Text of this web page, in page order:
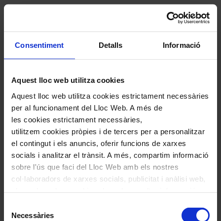
Consentiment Detalls Informació
Aquest lloc web utilitza cookies
Aquest lloc web utilitza cookies estrictament necessàries
per al funcionament del Lloc Web. A més de
les cookies estrictament necessàries,
utilitzem cookies pròpies i de tercers per a personalitzar
el contingut i els anuncis, oferir funcions de xarxes
socials i analitzar el trànsit. A més, compartim informació
sobre l'ús que faci del Lloc Web amb els nostres
col·laboradors de xarxes socials, publicitat i anàlisi web,
de l'ús que hagi fet dels seus serveis. En el quadre
Necessàries
Pablo Sainz-Villegas